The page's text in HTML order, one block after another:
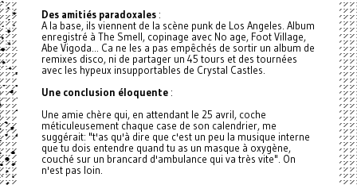
Des amitiés paradoxales:
A la base, ils viennent de la scène punk de Los Angeles. Album
enregistré à The Smell, copinage avec No age, Foot Village,
Abe Vigoda... Ca ne les a pas empêchés de sortir un album de
remixes disco, ni de partager un 45 tours et des tournées
avec les hypeux insupportables de Crystal Castles.
Une conclusion éloquente:
Une amie chère qui, en attendant le 25 avril, coche
méticuleusement chaque case de son calendrier, me
suggérait: "t'as qu'à dire que c'est un peu la musique interne
que tu dois entendre quand tu as un masque à oxygène,
couché sur un brancard d'ambulance qui va très vite". On
n'est pas loin.